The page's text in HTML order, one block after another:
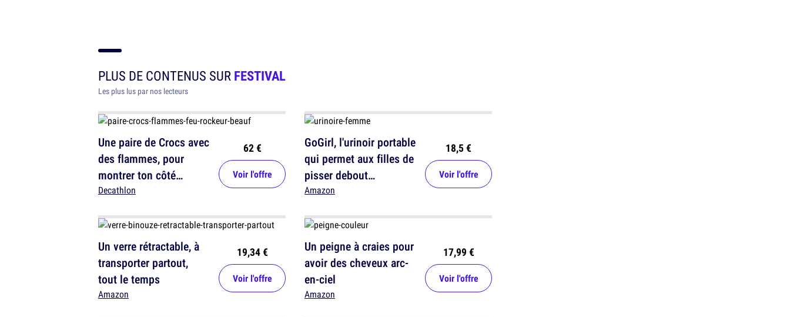
PLUS DE CONTENUS SURFESTIVAL
Les plus lus par nos lecteurs
Une paire de Crocs avec
des flammes, pour
montrer ton côté
rockeur... et beauf
Decathlon
62 €
Voir l'offre
Un verre rétractable, à
transporter partout,
tout le temps
Amazon
19,34 €
Voir l'offre
GoGirl, l'urinoir portable
qui permet aux filles de
pisser debout
(facilement)
Amazon
18,5 €
Voir l'offre
Un peigne à craies pour
avoir des cheveux arc-
en-ciel
Amazon
17,99 €
Voir l'offre